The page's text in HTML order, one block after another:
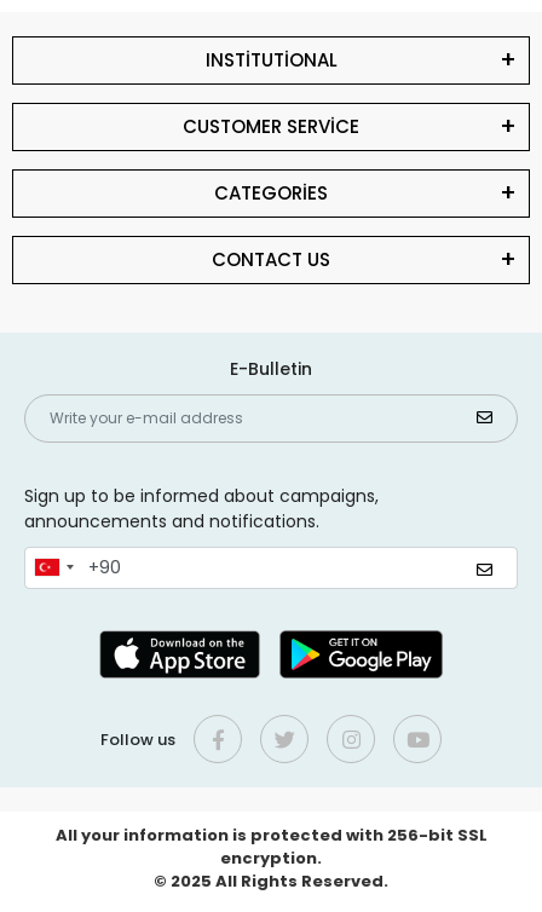
INSTİTUTİONAL
CUSTOMER SERVİCE
CATEGORİES
CONTACT US
E-Bulletin
Sign up to be informed about campaigns,
announcements and notifications.
Follow us
All your information is protected with 256-bit SSL
encryption.
© 2025 All Rights Reserved.